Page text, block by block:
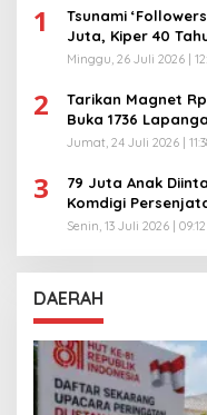
1
Tsunami
Juta, Kiper 40
Minggu, 26 Juli 2026 |
2
Tarikan Magnet Rp
Buka 1736
Jumat, 24 Juli 2026 |
3
79 Juta Anak
Komdigi
Senin, 13 Juli 2026 |
DAERAH